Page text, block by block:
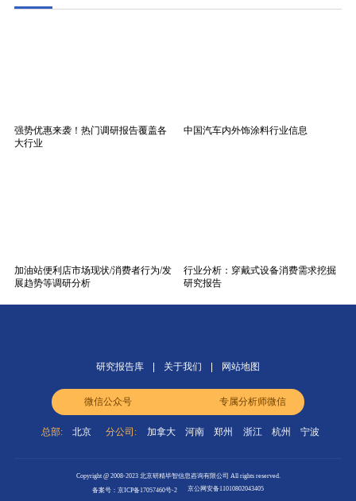
强势优惠来袭！热门调研报告覆盖各
大行业
中国汽车内外饰涂料行业信息
加油站便利店市场现状/消费者行为/发
展趋势等调研分析
行业分析：穿戴式设备消费需求挖掘
研究报告
研究报告库 关于我们 网站地图
微信公众号 专属分析师微信
总部: 北京 分公司: 加拿大 河南 郑州 浙江 杭州 宁波
Copyright @ 2008-2023 北京研精毕智信息咨询有限公司 All rights reserved.
备案号：京ICP备17057460号-2
京公网安备11010802043405